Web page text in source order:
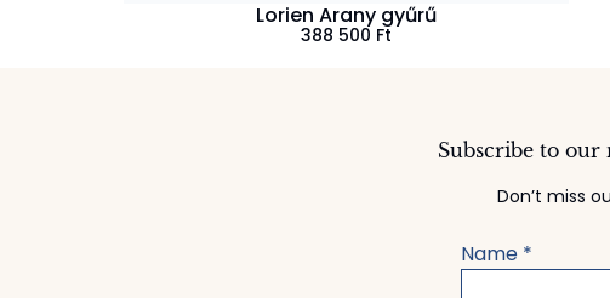
Lorien Arany gyűrű
388 500 Ft
Subscribe to
Don’t miss
Name *